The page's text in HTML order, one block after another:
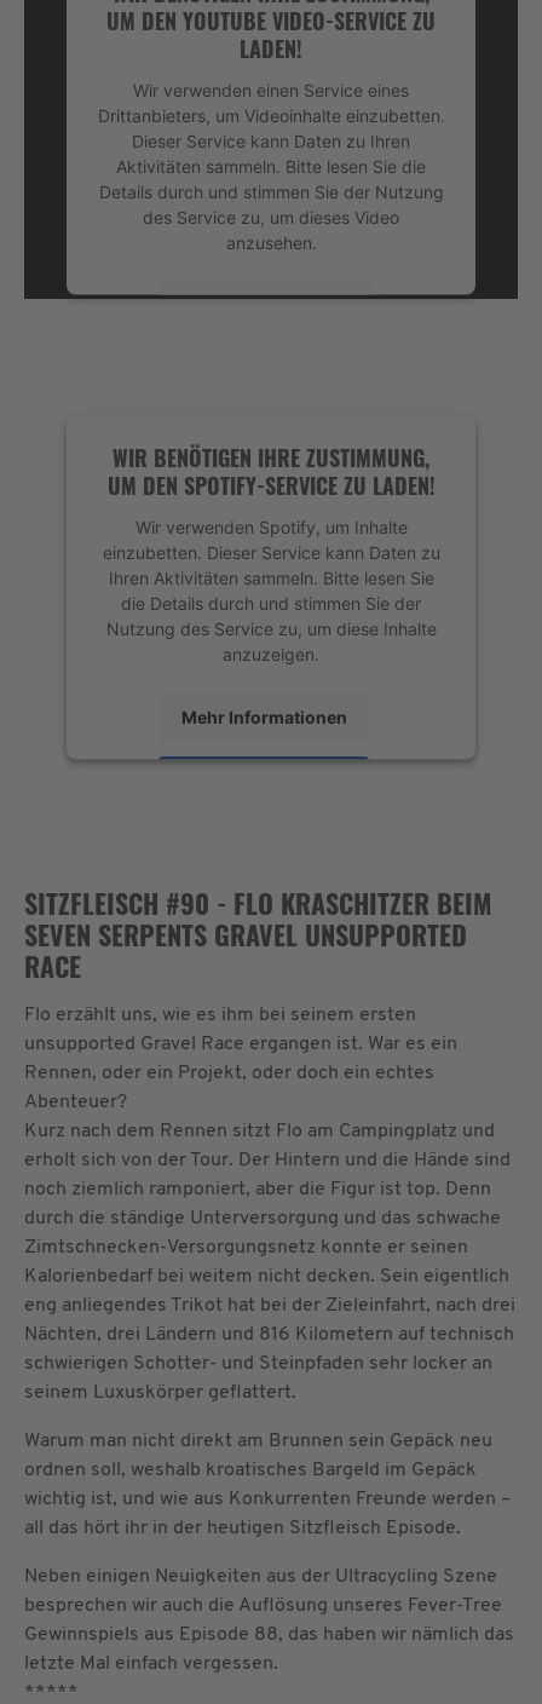
UM DEN YOUTUBE VIDEO-SERVICE ZU
LADEN!
Wir verwenden einen Service eines
Drittanbieters, um Videoinhalte einzubetten.
Dieser Service kann Daten zu Ihren
Aktivitäten sammeln. Bitte lesen Sie die
Details durch und stimmen Sie der Nutzung
des Service zu, um dieses Video
anzusehen.
Mehr Informationen
WIR BENÖTIGEN IHRE ZUSTIMMUNG,
UM DEN SPOTIFY-SERVICE ZU LADEN!
Wir verwenden Spotify, um Inhalte
einzubetten. Dieser Service kann Daten zu
Ihren Aktivitäten sammeln. Bitte lesen Sie
die Details durch und stimmen Sie der
Nutzung des Service zu, um diese Inhalte
anzuzeigen.
Mehr Informationen
SITZFLEISCH #90 - FLO KRASCHITZER BEIM
SEVEN SERPENTS GRAVEL UNSUPPORTED
RACE
Flo erzählt uns, wie es ihm bei seinem ersten
unsupported Gravel Race ergangen ist. War es ein
Rennen, oder ein Projekt, oder doch ein echtes
Abenteuer?
Kurz nach dem Rennen sitzt Flo am Campingplatz und
erholt sich von der Tour. Der Hintern und die Hände sind
noch ziemlich ramponiert, aber die Figur ist top. Denn
durch die ständige Unterversorgung und das schwache
Zimtschnecken-Versorgungsnetz konnte er seinen
Kalorienbedarf bei weitem nicht decken. Sein eigentlich
eng anliegendes Trikot hat bei der Zieleinfahrt, nach drei
Nächten, drei Ländern und 816 Kilometern auf technisch
schwierigen Schotter- und Steinpfaden sehr locker an
seinem Luxuskörper geflattert.
Warum man nicht direkt am Brunnen sein Gepäck neu
ordnen soll, weshalb kroatisches Bargeld im Gepäck
wichtig ist, und wie aus Konkurrenten Freunde werden –
all das hört ihr in der heutigen Sitzfleisch Episode.
Neben einigen Neuigkeiten aus der Ultracycling Szene
besprechen wir auch die Auflösung unseres Fever-Tree
Gewinnspiels aus Episode 88, das haben wir nämlich das
letzte Mal einfach vergessen.
*****